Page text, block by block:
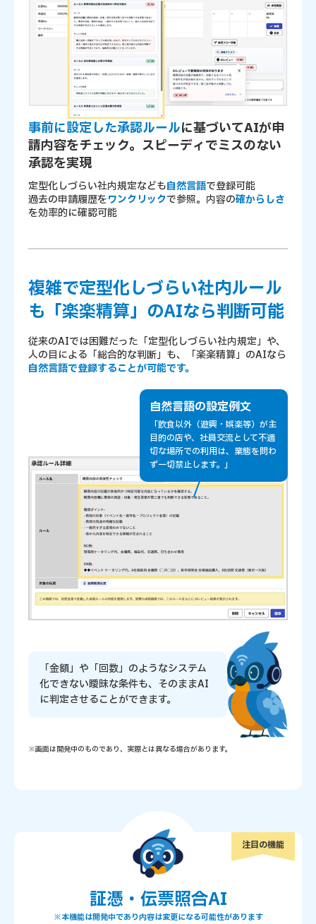
事前に設定した承認ルールに基づいてAIが申
請内容をチェック。スピーディでミスのない
承認を実現
定型化しづらい社内規定なども自然言語で登録可能
過去の申請履歴をワンクリックで参照。内容の確からしさ
を効率的に確認可能
複雑で定型化しづらい社内ルール
も「楽楽精算」のAIなら判断可能
従来のAIでは困難だった「定型化しづらい社内規定」や、
人の目による「総合的な判断」も、「楽楽精算」のAIなら
自然言語で登録することが可能です。
自然言語の設定例文
「飲食以外（遊興・娯楽等）が主
目的の店や、社員交流として不適
切な場所での利用は、業態を問わ
ず一切禁止します。」
「金額」や「回数」のようなシステム
化できない曖昧な条件も、 そのままAI
に判定させることができます。
※画面は開発中のものであり、実際とは異なる場合があります。
証憑・伝票照合AI
※本機能は開発中であり内容は変更になる可能性があります
注目の機能